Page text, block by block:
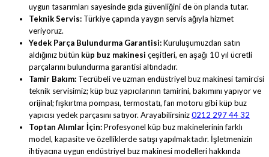
uygun tasarımları sayesinde gıda güvenliğini de ön planda tutar.
Teknik Servis: Türkiye çapında yaygın servis ağıyla hizmet
veriyoruz.
Yedek Parça Bulundurma Garantisi:Kuruluşumuzdan satın
aldığınız bütün küp buz makinesi çeşitleri, en aşağı 10 yıl ücretli
parçalarını bulundurma garantisi altındadır.
Tamir Bakım: Tecrübeli ve uzman endüstriyel buz makinesi tamircisi
teknik servisimiz; küp buz yapıcılarının tamirini, bakımını yapıyor ve
orijinal; fışkırtma pompası, termostatı, fan motoru gibi küp buz
yapıcısı yedek parçasını satıyor. Arayabilirsiniz0212 297 44 32
Toptan Alımlar İçin:Profesyonel küp buz makinelerinin farklı
model, kapasite ve özelliklerde satışı yapılmaktadır. İşletmenizin
ihtiyacına uygun endüstriyel buz makinesi modelleri hakkında